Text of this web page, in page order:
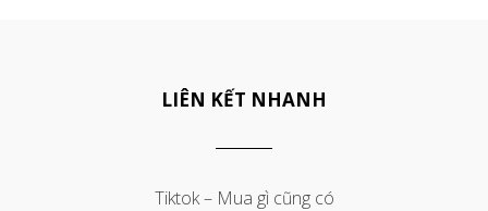
LIÊN KẾT NHANH
Tiktok – Mua gì cũng có